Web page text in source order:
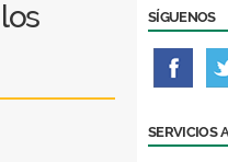
SÍGUENOS
SERVICIOS